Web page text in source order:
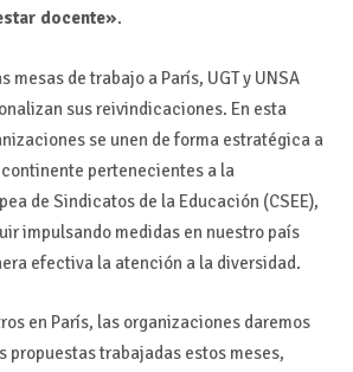
docente».
mesas de trabajo a París, UGT y UNSA
sus reivindicaciones. En esta
se unen de forma estratégica a
pertenecientes a la
de Sindicatos de la Educación (CSEE),
impulsando medidas en nuestro país
efectiva la atención a la diversidad.
en París, las organizaciones daremos
propuestas trabajadas estos meses,